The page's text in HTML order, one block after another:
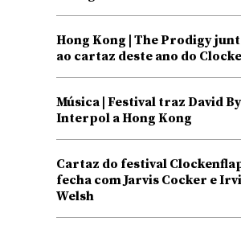
Hong Kong | The Prodigy
ao cartaz deste ano do
Música | Festival traz David
Interpol a Hong Kong
Cartaz do festival
fecha com Jarvis Cocker e
Welsh